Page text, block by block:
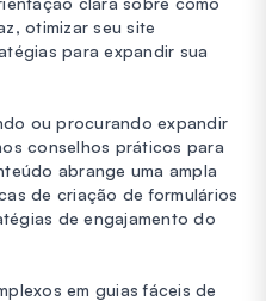
otimizar seu site
para expandir sua
ou procurando expandir
conselhos práticos para
abrange uma ampla
de criação de formulários
de engajamento do
em guias fáceis de